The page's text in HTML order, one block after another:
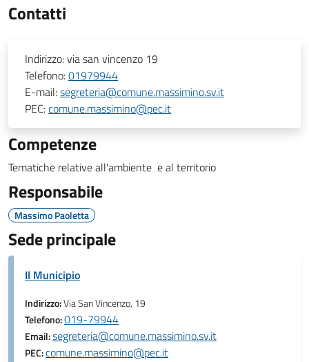
Contatti
Indirizzo:via san vincenzo 19
Telefono:01979944
E-mail:segreteria@comune.massimino.sv.it
PEC:comune.massimino@pec.it
Competenze
Tematiche relative all'ambiente e al territorio
Responsabile
Massimo Paoletta
Sede principale
Il Municipio
Indirizzo:Via San Vincenzo, 19
Telefono:019-79944
Email:segreteria@comune.massimino.sv.it
PEC:comune.massimino@pec.it